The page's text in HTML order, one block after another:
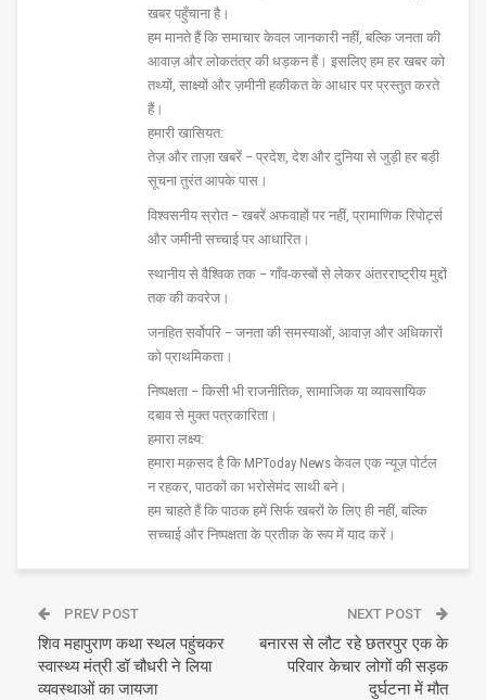
खबर पहुँचाना है।
हम मानते हैं कि समाचार केवल जानकारी नहीं, बल्कि जनता की
आवाज़ और लोकतंत्र की धड़कन हैं। इसलिए हम हर खबर को
तथ्यों, साक्ष्यों और ज़मीनी हकीकत के आधार पर प्रस्तुत करते
हैं।
हमारी खासियत:
तेज़ और ताज़ा खबरें – प्रदेश, देश और दुनिया से जुड़ी हर बड़ी
सूचना तुरंत आपके पास।
विश्वसनीय स्रोत – खबरें अफवाहों पर नहीं, प्रामाणिक रिपोर्ट्स
और जमीनी सच्चाई पर आधारित।
स्थानीय से वैश्विक तक – गाँव-कस्बों से लेकर अंतरराष्ट्रीय मुद्दों
तक की कवरेज।
जनहित सर्वोपरि – जनता की समस्याओं, आवाज़ और अधिकारों
को प्राथमिकता।
निष्पक्षता – किसी भी राजनीतिक, सामाजिक या व्यावसायिक
दबाव से मुक्त पत्रकारिता।
हमारा लक्ष्य:
हमारा मक़सद है कि MPToday News केवल एक न्यूज़ पोर्टल
न रहकर, पाठकों का भरोसेमंद साथी बने।
हम चाहते हैं कि पाठक हमें सिर्फ खबरों के लिए ही नहीं, बल्कि
सच्चाई और निष्पक्षता के प्रतीक के रूप में याद करें।
PREV POST
शिव महापुराण कथा स्थल पहुंचकर
स्वास्थ्य मंत्री डॉ चौधरी ने लिया
व्यवस्थाओं का जायजा
NEXT POST
बनारस से लौट रहे छतरपुर एक के
परिवार केचार लोगों की सड़क
दुर्घटना में मौत